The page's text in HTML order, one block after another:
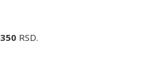
350 RSD.